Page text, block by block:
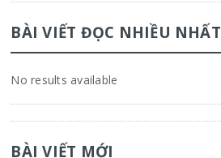
BÀI VIẾT ĐỌC NHIỀU NHẤT
No results available
BÀI VIẾT MỚI